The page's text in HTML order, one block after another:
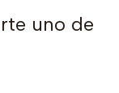
uno de